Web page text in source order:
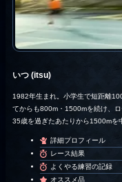
いつ (itsu)
1982年生まれ。小学生で短距離
てからも800m・1500mを続け、
35歳を過ぎたあたりから1500mを
詳細プロフィール
レース結果
よくやる練習の記録
オススメ品